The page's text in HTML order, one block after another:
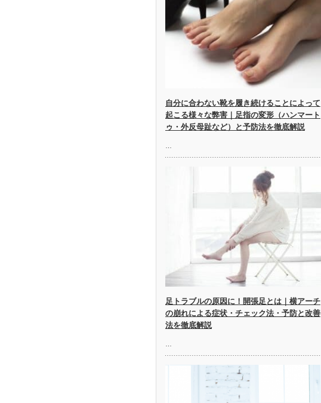
自分に合わない靴を履き続けることによって
起こる様々な弊害｜足指の変形（ハンマート
ゥ・外反母趾など）と予防法を徹底解説
足トラブルの原因に！開張足とは｜横アーチ
の崩れによる症状・チェック法・予防と改善
法を徹底解説